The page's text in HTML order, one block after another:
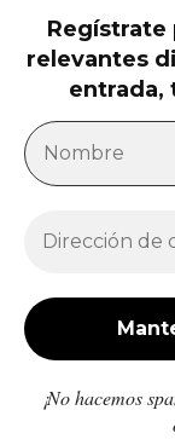
Regístrate
relevantes
entrada,
¡No hacemos
Trump presiona al
aprobar el horario de
permanente...
América Latina